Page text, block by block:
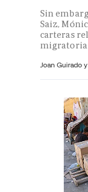
Sin
Saiz,
carteras
migratoria
Joan Guirado